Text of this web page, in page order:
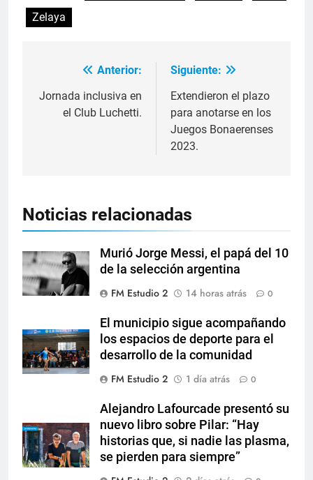
Zelaya
Anterior:
Jornada inclusiva en
el Club Luchetti.
Siguiente:
Extendieron el plazo
para anotarse en los
Juegos Bonaerenses
2023.
Noticias relacionadas
Murió Jorge Messi, el papá del 10
de la selección argentina
FM Estudio 2
14 horas atrás 0
El municipio sigue acompañando
los espacios de deporte para el
desarrollo de la comunidad
FM Estudio 2
1 día atrás 0
Alejandro Lafourcade presentó su
nuevo libro sobre Pilar: “Hay
historias que, si nadie las plasma,
se pierden para siempre”